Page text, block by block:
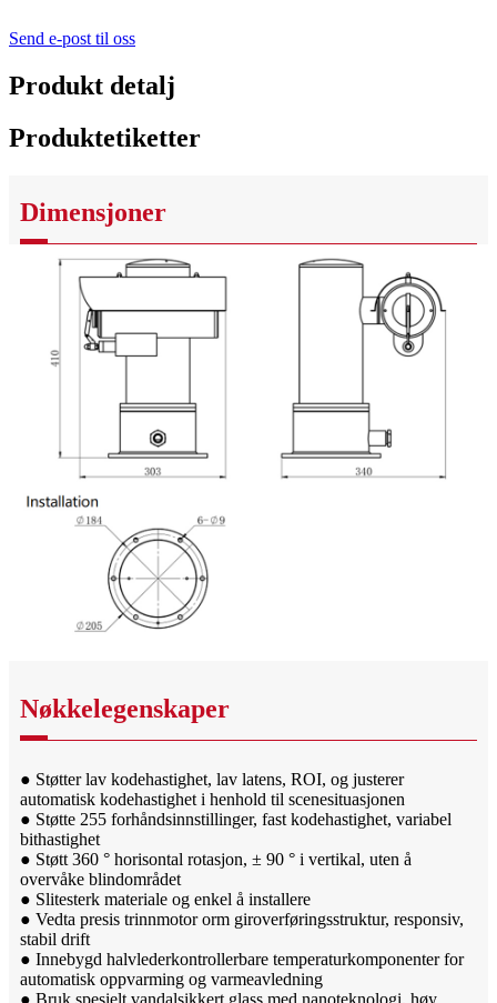
Send e-post til oss
Produkt detalj
Produktetiketter
Dimensjoner
Nøkkelegenskaper
● Støtter lav kodehastighet, lav latens, ROI, og justerer
automatisk kodehastighet i henhold til scenesituasjonen
● Støtte 255 forhåndsinnstillinger, fast kodehastighet, variabel
bithastighet
● Støtt 360 ° horisontal rotasjon, ± 90 ° i vertikal, uten å
overvåke blindområdet
● Slitesterk materiale og enkel å installere
● Vedta presis trinnmotor orm giroverføringsstruktur, responsiv,
stabil drift
● Innebygd halvlederkontrollerbare temperaturkomponenter for
automatisk oppvarming og varmeavledning
● Bruk spesielt vandalsikkert glass med nanoteknologi, høy